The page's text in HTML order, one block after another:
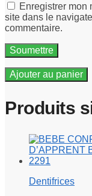
Enregistrer mon
site dans le
commentaire.
Ajouter au panier
Produits
Dentifrices